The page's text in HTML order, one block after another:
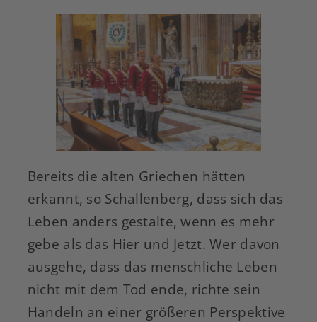
Bereits die alten Griechen hätten
erkannt, so Schallenberg, dass sich das
Leben anders gestalte, wenn es mehr
gebe als das Hier und Jetzt. Wer davon
ausgehe, dass das menschliche Leben
nicht mit dem Tod ende, richte sein
Handeln an einer größeren Perspektive